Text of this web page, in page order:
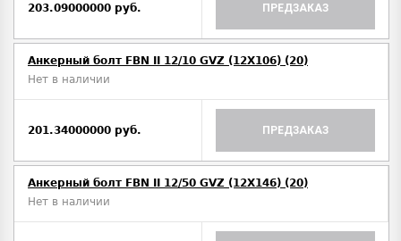
203.09000000 руб. ПРЕДЗАКАЗ
Анкерный болт FBN II 12/10 GVZ (12X106) (20)
Нет в наличии
201.34000000 руб. ПРЕДЗАКАЗ
Анкерный болт FBN II 12/50 GVZ (12X146) (20)
Нет в наличии